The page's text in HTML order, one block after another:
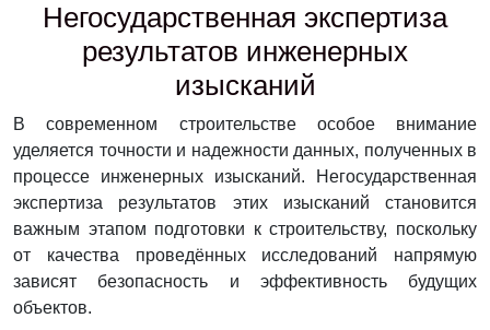
Негосударственная экспертиза
результатов инженерных
изысканий
В современном строительстве особое внимание
уделяется точности и надежности данных, полученных в
процессе инженерных изысканий. Негосударственная
экспертиза результатов этих изысканий становится
важным этапом подготовки к строительству, поскольку
от качества проведённых исследований напрямую
зависят безопасность и эффективность будущих
объектов.